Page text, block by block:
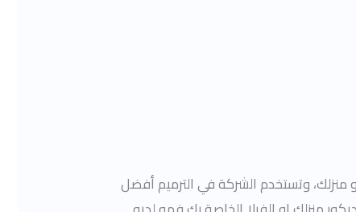
منزلك، وتستخدم الشركة في الترميم أفضل